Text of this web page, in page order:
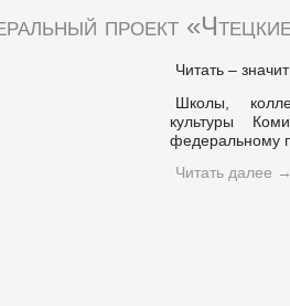
проект
Читать –
Школы,
культуры
федеральному
Читать далее →